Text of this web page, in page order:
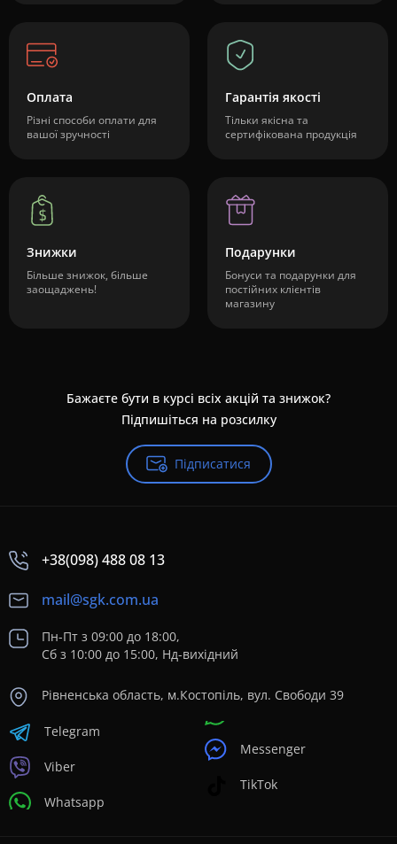
Оплата
Різні способи оплати для
вашої зручності
Гарантія якості
Тільки якісна та
сертифікована продукція
Знижки
Більше знижок, більше
заощаджень!
Подарунки
Бонуси та подарунки для
постійних клієнтів
магазину
Бажаєте бути в курсі всіх акцій та знижок?
Підпишіться на розсилку
Підписатися
+38(098) 488 08 13
mail@sgk.com.ua
Пн-Пт з 09:00 до 18:00,
Сб з 10:00 до 15:00, Нд-вихідний
Рівненська область, м.Костопіль, вул. Свободи 39
Telegram
Viber
Whatsapp
Messenger
TikTok